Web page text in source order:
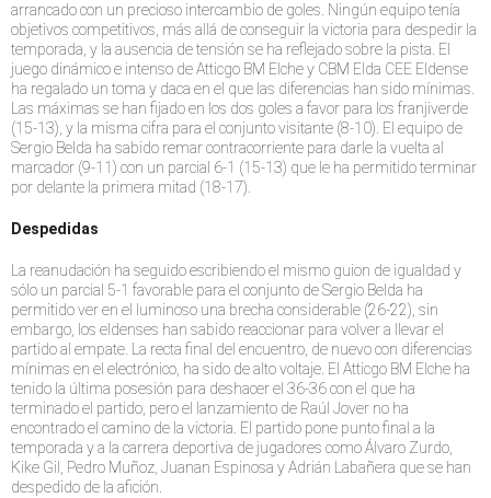
arrancado con un precioso intercambio de goles. Ningún equipo tenía
objetivos competitivos, más allá de conseguir la victoria para despedir la
temporada, y la ausencia de tensión se ha reflejado sobre la pista. El
juego dinámico e intenso de Atticgo BM Elche y CBM Elda CEE Eldense
ha regalado un toma y daca en el que las diferencias han sido mínimas.
Las máximas se han fijado en los dos goles a favor para los franjiverde
(15-13), y la misma cifra para el conjunto visitante (8-10). El equipo de
Sergio Belda ha sabido remar contracorriente para darle la vuelta al
marcador (9-11) con un parcial 6-1 (15-13) que le ha permitido terminar
por delante la primera mitad (18-17).
Despedidas
La reanudación ha seguido escribiendo el mismo guion de igualdad y
sólo un parcial 5-1 favorable para el conjunto de Sergio Belda ha
permitido ver en el luminoso una brecha considerable (26-22), sin
embargo, los eldenses han sabido reaccionar para volver a llevar el
partido al empate. La recta final del encuentro, de nuevo con diferencias
mínimas en el electrónico, ha sido de alto voltaje. El Atticgo BM Elche ha
tenido la última posesión para deshacer el 36-36 con el que ha
terminado el partido, pero el lanzamiento de Raúl Jover no ha
encontrado el camino de la victoria. El partido pone punto final a la
temporada y a la carrera deportiva de jugadores como Álvaro Zurdo,
Kike Gil, Pedro Muñoz, Juanan Espinosa y Adrián Labañera que se han
despedido de la afición.